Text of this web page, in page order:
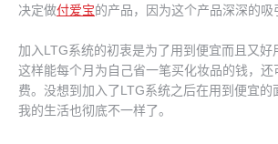
决定做付爱宝的产品，因为这个产品深深的吸
加入LTG系统的初衷是为了用到便宜而且又好
这样能每个月为自己省一笔买化妆品的钱，
费。没想到加入了LTG系统之后在用到便宜的
我的生活也彻底不一样了。